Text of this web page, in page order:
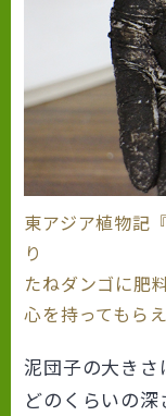
東アジア植物記
り
たねダンゴに肥
心を持ってもら
泥団子の大きさ
どのくらいの